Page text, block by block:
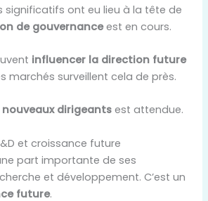
significatifs ont eu lieu à la tête de
de gouvernanceest en cours.
influencer la direction future
marchés surveillent cela de près.
nouveaux dirigeants est attendue.
et croissance future
part importante de ses
et développement. C’est un
future.